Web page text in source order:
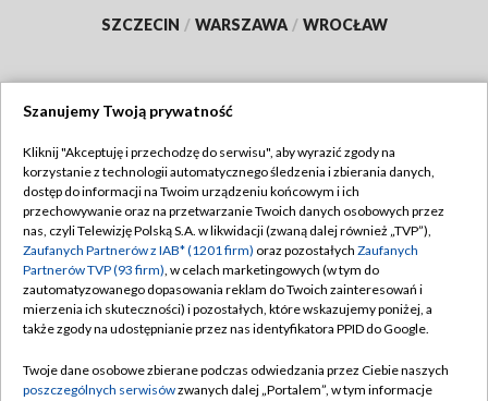
SZCZECIN / WARSZAWA / WROCŁAW
TVP
Abonament TVP
Emisja w TVP
Centrum informacji TVP
Naziemna Telewizja Cyfrowa
Rada Programowa
Regulamin TVP
Polityka prywatności
Moje zgody
Pomoc
Kontakt
Szanujemy Twoją prywatność
Kliknij "Akceptuję i przechodzę do serwisu", aby wyrazić zgody na
korzystanie z technologii automatycznego śledzenia i zbierania danych,
dostęp do informacji na Twoim urządzeniu końcowym i ich
przechowywanie oraz na przetwarzanie Twoich danych osobowych przez
nas, czyli Telewizję Polską S.A. w likwidacji (zwaną dalej również „TVP”),
Zaufanych Partnerów z IAB* (1201 firm) oraz pozostałych Zaufanych
Partnerów TVP (93 firm), w celach marketingowych (w tym do
zautomatyzowanego dopasowania reklam do Twoich zainteresowań i
mierzenia ich skuteczności) i pozostałych, które wskazujemy poniżej, a
także zgody na udostępnianie przez nas identyfikatora PPID do Google.
Twoje dane osobowe zbierane podczas odwiedzania przez Ciebie naszych
poszczególnych serwisówzwanych dalej „Portalem”, w tym informacje